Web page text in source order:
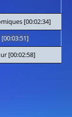
[00:02:34]
[00:03:51]
[00:02:58]